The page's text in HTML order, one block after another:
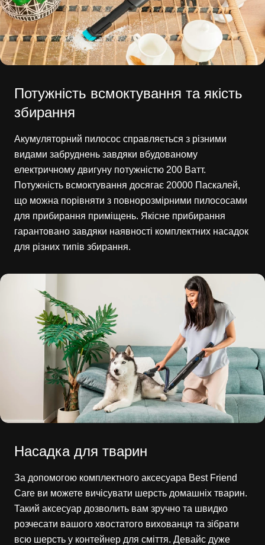
Потужність всмоктування та якість
збирання
Акумуляторний пилосос справляється з різними
видами забруднень завдяки вбудованому
електричному двигуну потужністю 200 Ватт.
Потужність всмоктування досягає 20000 Паскалей,
що можна порівняти з повнорозмірними пилососами
для прибирання приміщень. Якісне прибирання
гарантовано завдяки наявності комплектних насадок
для різних типів збирання.
Насадка для тварин
За допомогою комплектного аксесуара Best Friend
Care ви можете вичісувати шерсть домашніх тварин.
Такий аксесуар дозволить вам зручно та швидко
розчесати вашого хвостатого вихованця та зібрати
всю шерсть у контейнер для сміття. Девайс дуже